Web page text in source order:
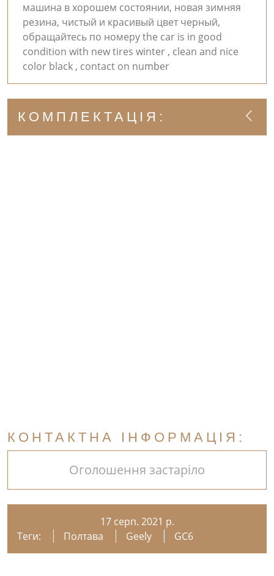
машина в хорошем состоянии, новая зимняя
резина, чистый и красивый цвет черный,
обращайтесь по номеру the car is in good
condition with new tires winter , clean and nice
color black , contact on number
КОМПЛЕКТАЦІЯ:
КОНТАКТНА ІНФОРМАЦІЯ:
Оголошення застаріло
17 серп. 2021 р.
Теги:
Полтава Geely GC6